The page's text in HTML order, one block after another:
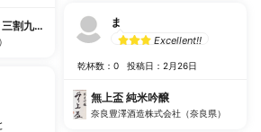
割九分 遠心分離 ま
Excellent!!
乾杯数：0 投稿日：2月26日
無上盃 純米吟醸
奈良豊澤酒造株式会社（奈良県）